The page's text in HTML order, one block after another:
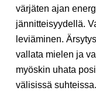
värjäten ajan
jännitteisyydellä.
leviäminen.
vallata mielen ja
myöskin uhata
välisissä